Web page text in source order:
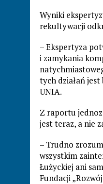
Wyniki
rekultywacji
– Ekspertyza
i zamykania
tych działań
UNIA.
Z raportu
jest teraz, a nie
– Trudno
wszystkim
Łużyckiej ani
Fundacji